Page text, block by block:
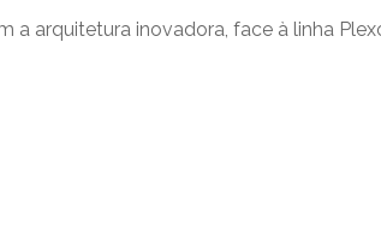
arquitetura inovadora, face à linha